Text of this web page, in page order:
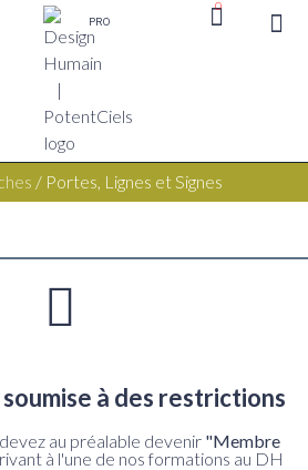
PRO
0
/ Portes, Lignes et Signes
à des restrictions
au préalable devenir "Membre
à l'une de nos formations au DH